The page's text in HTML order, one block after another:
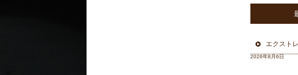
2026年8月6日